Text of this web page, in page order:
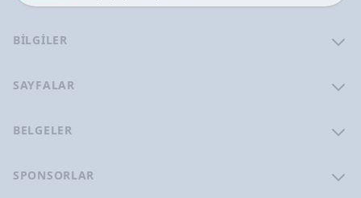
BILGILER
SAYFALAR
BELGELER
SPONSORLAR